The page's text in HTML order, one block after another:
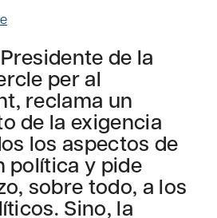
de la
per al
reclama un
de la exigencia
los aspectos de
política y pide
sobre todo, a los
Sino, la